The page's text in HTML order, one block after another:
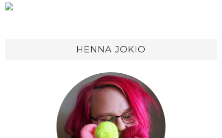
HENNA JOKIO